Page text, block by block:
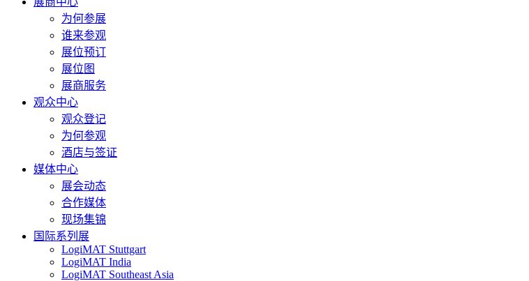
为何参展
谁来参观
展位预订
展位图
展商服务
观众中心
观众登记
为何参观
酒店与签证
媒体中心
展会动态
合作媒体
现场集锦
国际系列展
LogiMAT Stuttgart
LogiMAT India
LogiMAT Southeast Asia